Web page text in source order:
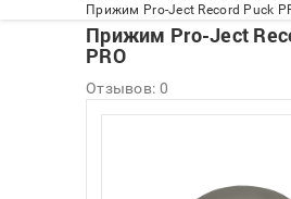
Прижим Pro-Ject Record Puck
Прижим Pro-Ject
PRO
Отзывов: 0